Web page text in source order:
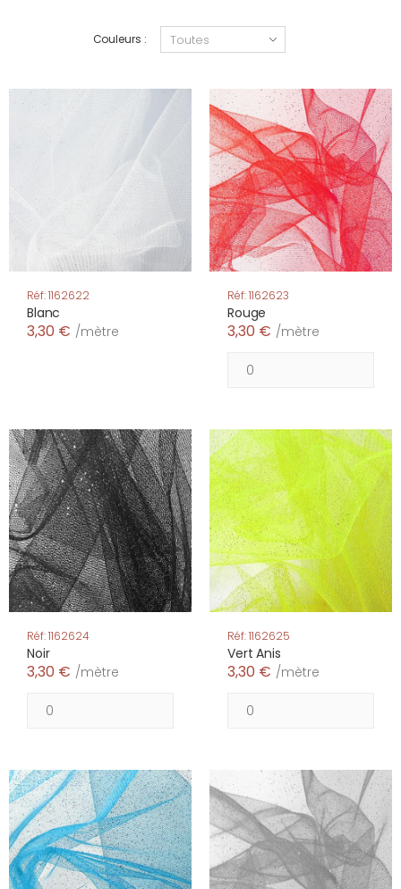
Couleurs :
Réf: 1162622
Blanc
3,30 € /mètre
Réf: 1162623
Rouge
3,30 € /mètre
Réf: 1162624
Noir
3,30 € /mètre
Réf: 1162625
Vert Anis
3,30 € /mètre